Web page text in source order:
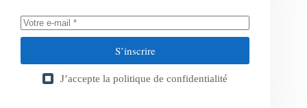
S’inscrire
J’accepte la politique de confidentialité